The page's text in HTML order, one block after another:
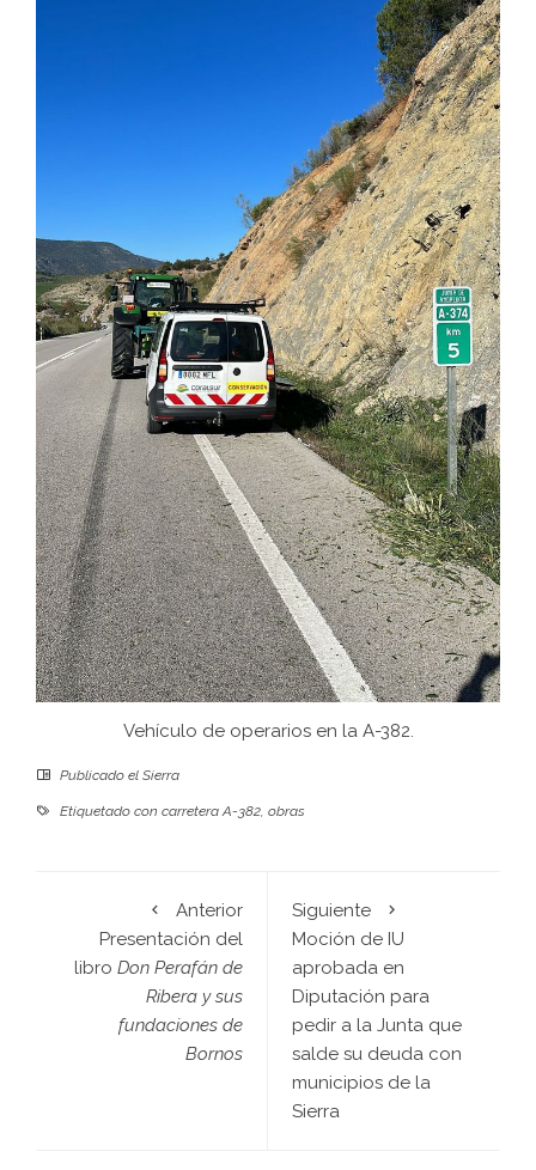
Vehículo de operarios en la A-382.
Publicado el Sierra
Etiquetado con carretera A-382, obras
Anterior
Presentación del
libro Don Perafán de
Ribera y sus
fundaciones de
Bornos
Siguiente
Moción de IU
aprobada en
Diputación para
pedir a la Junta que
salde su deuda con
municipios de la
Sierra